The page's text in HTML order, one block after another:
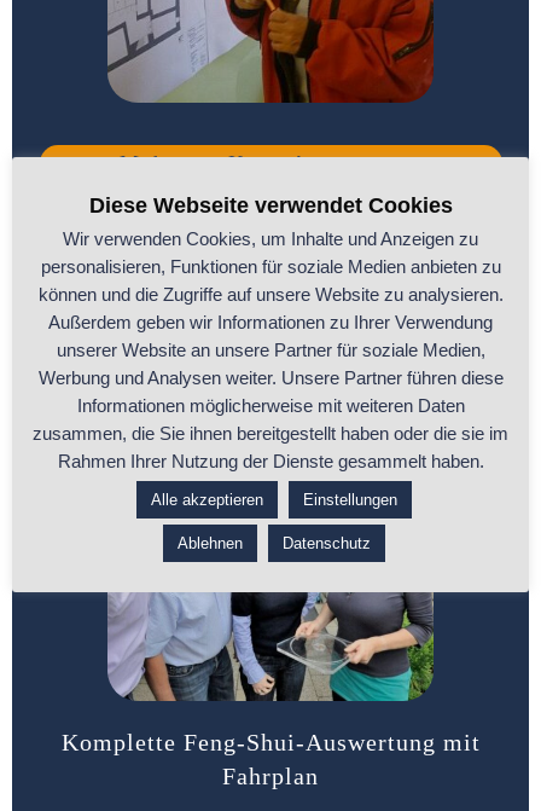
Mehr zur Kurz-Auswertung
Für Dich, wenn Du Dein Bau- oder
Umbauprojekt von Anfang bis Ende
sicher aufstellen willst.
Komplette Feng-Shui-Auswertung mit
Fahrplan
Diese Webseite verwendet Cookies
Wir verwenden Cookies, um Inhalte und Anzeigen zu
personalisieren, Funktionen für soziale Medien anbieten zu
können und die Zugriffe auf unsere Website zu analysieren.
Außerdem geben wir Informationen zu Ihrer Verwendung
unserer Website an unsere Partner für soziale Medien,
Werbung und Analysen weiter. Unsere Partner führen diese
Informationen möglicherweise mit weiteren Daten
zusammen, die Sie ihnen bereitgestellt haben oder die sie im
Rahmen Ihrer Nutzung der Dienste gesammelt haben.
Alle akzeptieren Einstellungen
Ablehnen Datenschutz